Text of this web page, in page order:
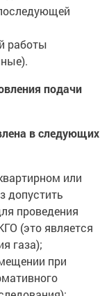
работы
подачи
в следующих
или
допустить
проведения
(это является
газа);
при